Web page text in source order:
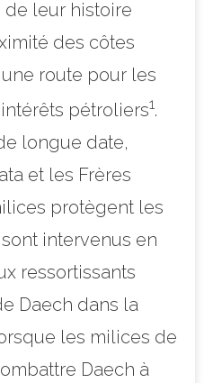
leur histoire
des côtes
route pour les
pétroliers1.
longue date,
et les Frères
protègent les
intervenus en
ressortissants
Daech dans la
les milices de
Daech à